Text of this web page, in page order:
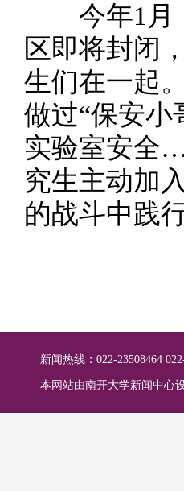
今年1月，
区即将封闭
生们在一起
做过“保安小
实验室安全
究生主动加
的战斗中践
新闻热线：022-23508464
本网站由南开大学新闻中心